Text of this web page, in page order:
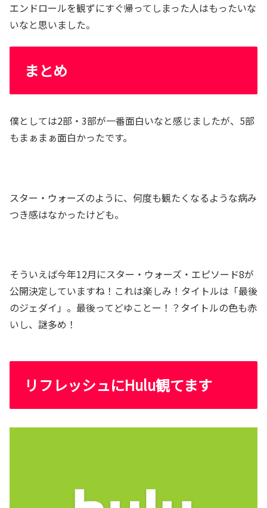
エンドロールを観ずにすぐ帰ってしまった人はもったいな
いなと思いました。
まとめ
僕としては2部・3部が一番面白いなと感じましたが、5部
もまぁまぁ面白かったです。
スター・ウォーズのように、何度も観たくなるような病み
つき感はなかったけども。
そういえば今年12月にスター・ウォーズ・エピソード8が
公開決定していますね！これは楽しみ！タイトルは「最後
のジェダイ」。最後ってどゆことー！？タイトルの色も赤
いし、謎多め！
リフレッシュにHulu観てます